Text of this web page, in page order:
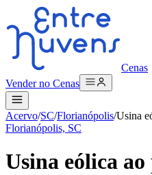
Cenas
Vender no Cenas
Acervo/SC/Florianópolis/Usina
Florianópolis, SC
Usina eólica